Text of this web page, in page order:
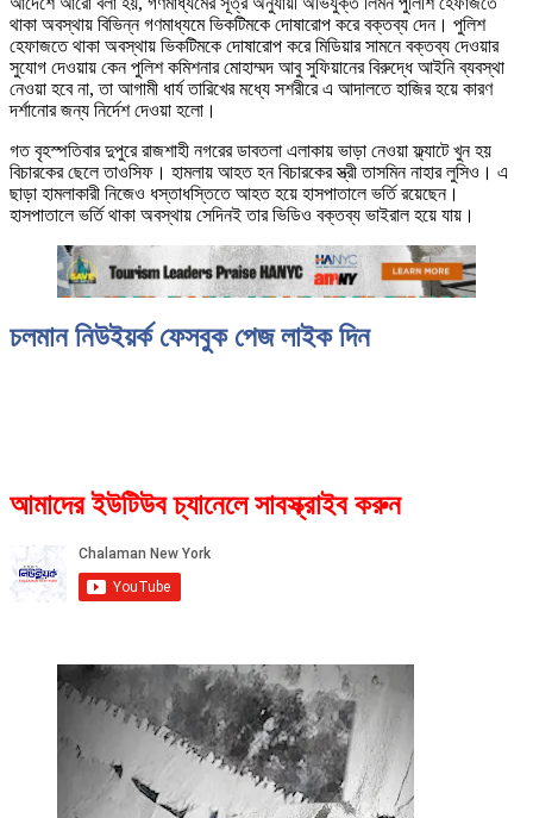
থাকা অবস্থায় বিভিন্ন গণমাধ্যমে ভিকটিমকে দোষারোপ করে বক্তব্য দেন। পুলিশ
হেফাজতে থাকা অবস্থায় ভিকটিমকে দোষারোপ করে মিডিয়ার সামনে বক্তব্য দেওয়ার
সুযোগ দেওয়ায় কেন পুলিশ কমিশনার মোহাম্মদ আবু সুফিয়ানের বিরুদ্ধে আইনি ব্যবস্থা
নেওয়া হবে না, তা আগামী ধার্য তারিখের মধ্যে সশরীরে এ আদালতে হাজির হয়ে কারণ
দর্শানোর জন্য নির্দেশ দেওয়া হলো।
গত বৃহস্পতিবার দুপুরে রাজশাহী নগরের ডাবতলা এলাকায় ভাড়া নেওয়া ফ্ল্যাটে খুন হয়
বিচারকের ছেলে তাওসিফ। হামলায় আহত হন বিচারকের স্ত্রী তাসমিন নাহার লুসিও। এ
ছাড়া হামলাকারী নিজেও ধস্তাধস্তিতে আহত হয়ে হাসপাতালে ভর্তি রয়েছেন।
হাসপাতালে ভর্তি থাকা অবস্থায় সেদিনই তার ভিডিও বক্তব্য ভাইরাল হয়ে যায়।
চলমান নিউইয়র্ক ফেসবুক পেজ লাইক দিন
আমাদের ইউটিউব চ্যানেলে সাবস্ক্রাইব করুন